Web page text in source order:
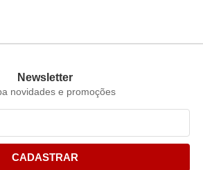
Newsletter
novidades e promoções
CADASTRAR